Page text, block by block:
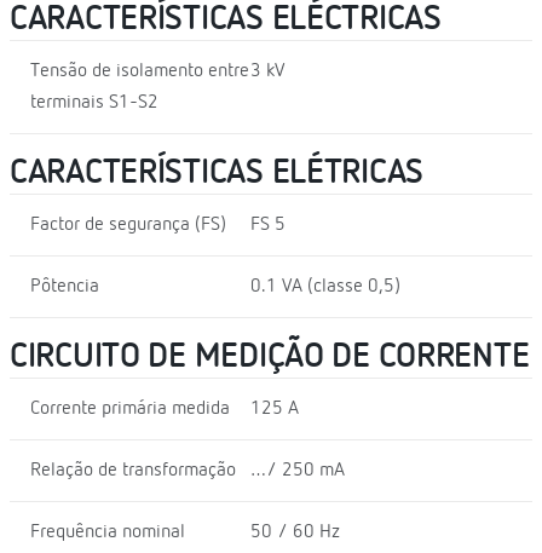
CARACTERÍSTICAS ELÉCTRICAS
Tensão de isolamento entre
terminais S1-S2
3 kV
CARACTERÍSTICAS ELÉTRICAS
Factor de segurança (FS) FS 5
Pôtencia 0.1 VA (classe 0,5)
CIRCUITO DE MEDIÇÃO DE CORRENTE
Corrente primária medida 125 A
Relação de transformação …/ 250 mA
Frequência nominal 50 / 60 Hz